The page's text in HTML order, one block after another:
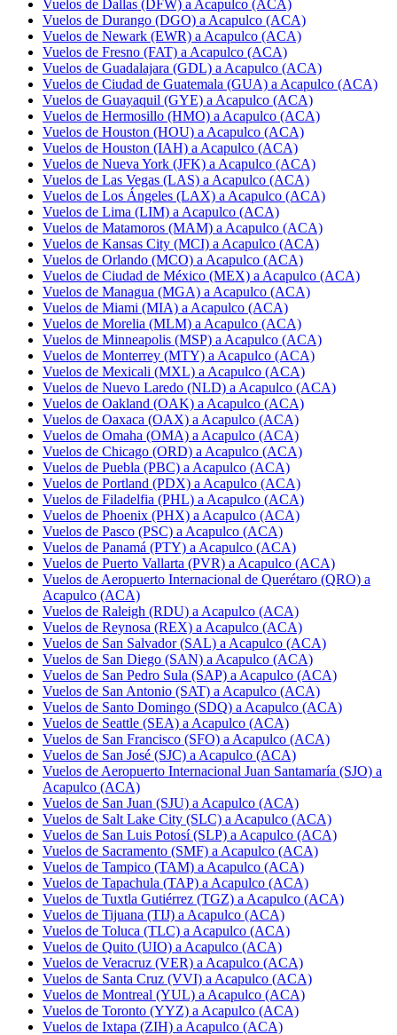
Vuelos de Dallas (DFW) a Acapulco (ACA)
Vuelos de Durango (DGO) a Acapulco (ACA)
Vuelos de Newark (EWR) a Acapulco (ACA)
Vuelos de Fresno (FAT) a Acapulco (ACA)
Vuelos de Guadalajara (GDL) a Acapulco (ACA)
Vuelos de Ciudad de Guatemala (GUA) a Acapulco (ACA)
Vuelos de Guayaquil (GYE) a Acapulco (ACA)
Vuelos de Hermosillo (HMO) a Acapulco (ACA)
Vuelos de Houston (HOU) a Acapulco (ACA)
Vuelos de Houston (IAH) a Acapulco (ACA)
Vuelos de Nueva York (JFK) a Acapulco (ACA)
Vuelos de Las Vegas (LAS) a Acapulco (ACA)
Vuelos de Los Ángeles (LAX) a Acapulco (ACA)
Vuelos de Lima (LIM) a Acapulco (ACA)
Vuelos de Matamoros (MAM) a Acapulco (ACA)
Vuelos de Kansas City (MCI) a Acapulco (ACA)
Vuelos de Orlando (MCO) a Acapulco (ACA)
Vuelos de Ciudad de México (MEX) a Acapulco (ACA)
Vuelos de Managua (MGA) a Acapulco (ACA)
Vuelos de Miami (MIA) a Acapulco (ACA)
Vuelos de Morelia (MLM) a Acapulco (ACA)
Vuelos de Minneapolis (MSP) a Acapulco (ACA)
Vuelos de Monterrey (MTY) a Acapulco (ACA)
Vuelos de Mexicali (MXL) a Acapulco (ACA)
Vuelos de Nuevo Laredo (NLD) a Acapulco (ACA)
Vuelos de Oakland (OAK) a Acapulco (ACA)
Vuelos de Oaxaca (OAX) a Acapulco (ACA)
Vuelos de Omaha (OMA) a Acapulco (ACA)
Vuelos de Chicago (ORD) a Acapulco (ACA)
Vuelos de Puebla (PBC) a Acapulco (ACA)
Vuelos de Portland (PDX) a Acapulco (ACA)
Vuelos de Filadelfia (PHL) a Acapulco (ACA)
Vuelos de Phoenix (PHX) a Acapulco (ACA)
Vuelos de Pasco (PSC) a Acapulco (ACA)
Vuelos de Panamá (PTY) a Acapulco (ACA)
Vuelos de Puerto Vallarta (PVR) a Acapulco (ACA)
Vuelos de Aeropuerto Internacional de Querétaro (QRO) a
Acapulco (ACA)
Vuelos de Raleigh (RDU) a Acapulco (ACA)
Vuelos de Reynosa (REX) a Acapulco (ACA)
Vuelos de San Salvador (SAL) a Acapulco (ACA)
Vuelos de San Diego (SAN) a Acapulco (ACA)
Vuelos de San Pedro Sula (SAP) a Acapulco (ACA)
Vuelos de San Antonio (SAT) a Acapulco (ACA)
Vuelos de Santo Domingo (SDQ) a Acapulco (ACA)
Vuelos de Seattle (SEA) a Acapulco (ACA)
Vuelos de San Francisco (SFO) a Acapulco (ACA)
Vuelos de San José (SJC) a Acapulco (ACA)
Vuelos de Aeropuerto Internacional Juan Santamaría (SJO) a
Acapulco (ACA)
Vuelos de San Juan (SJU) a Acapulco (ACA)
Vuelos de Salt Lake City (SLC) a Acapulco (ACA)
Vuelos de San Luis Potosí (SLP) a Acapulco (ACA)
Vuelos de Sacramento (SMF) a Acapulco (ACA)
Vuelos de Tampico (TAM) a Acapulco (ACA)
Vuelos de Tapachula (TAP) a Acapulco (ACA)
Vuelos de Tuxtla Gutiérrez (TGZ) a Acapulco (ACA)
Vuelos de Tijuana (TIJ) a Acapulco (ACA)
Vuelos de Toluca (TLC) a Acapulco (ACA)
Vuelos de Quito (UIO) a Acapulco (ACA)
Vuelos de Veracruz (VER) a Acapulco (ACA)
Vuelos de Santa Cruz (VVI) a Acapulco (ACA)
Vuelos de Montreal (YUL) a Acapulco (ACA)
Vuelos de Toronto (YYZ) a Acapulco (ACA)
Vuelos de Ixtapa (ZIH) a Acapulco (ACA)